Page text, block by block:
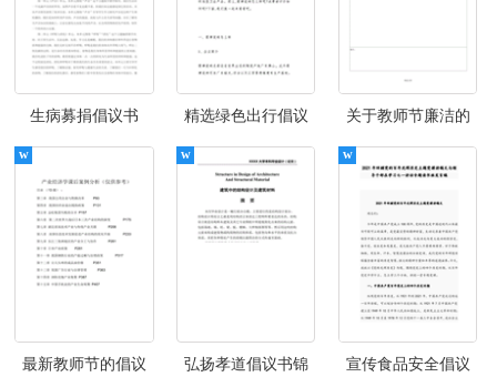
生病募捐倡议书
（通用6篇）
精选绿色出行倡议
书范文9篇
关于教师节廉洁的
倡议书（精选12
篇）
最新教师节的倡议
弘扬孝道倡议书锦
宣传食品安全倡议